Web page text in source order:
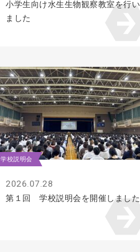
小学生向け水生生物観察教室を行い
ました
学校説明会
2026.07.28
第１回 学校説明会を開催しました